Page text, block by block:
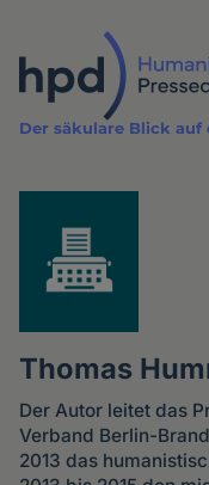
Inhalt
Der säkulare Blick auf
Thomas
Der Autor leitet das
Verband Berlin-
2013 das